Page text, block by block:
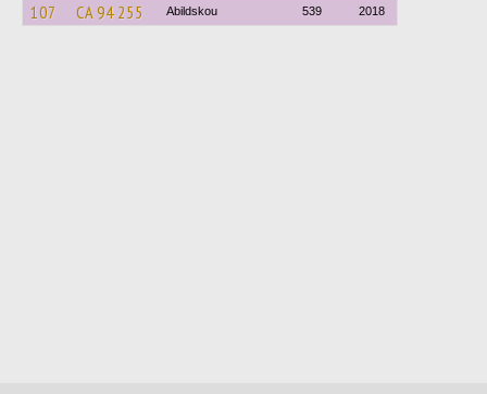
107 CA 94 255 Abildskou 539 2018